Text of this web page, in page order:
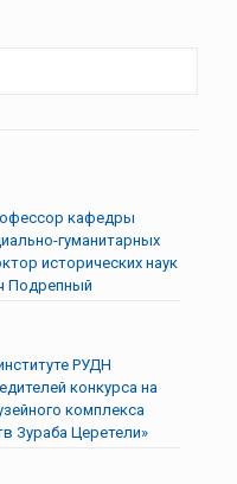
кафедры
гуманитарных
исторических наук
Подрепный
РУДН
конкурса на
комплекса
Зураба Церетели»